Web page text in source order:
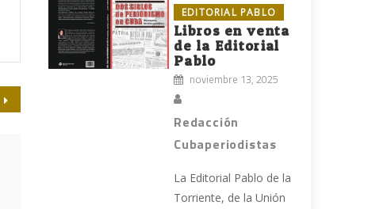
EDITORIAL PABLO
Libros en venta
de la Editorial
Pablo
noviembre 13, 2025
Redacción
Cubaperiodistas
La Editorial Pablo de la
Torriente, de la Unión